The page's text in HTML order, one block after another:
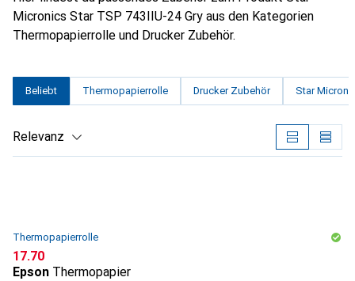
Micronics Star TSP 743IIU-24 Gry aus den Kategorien
Thermopapierrolle und Drucker Zubehör.
Beliebt Thermopapierrolle Drucker Zubehör Star
Relevanz
Thermopapierrolle
CHF
17.70
Epson Thermopapier